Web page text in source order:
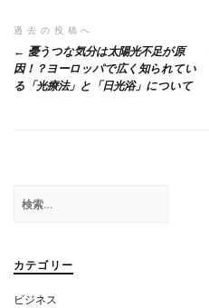
o
o
k
投
稿
ナ
ー
シ
ン
過去の投稿へ
憂うつな気分は太陽光不足が原
因！？ヨーロッパで広く知られてい
る「光療法」と「日光浴」について
索:
カテゴリー
ビジネス